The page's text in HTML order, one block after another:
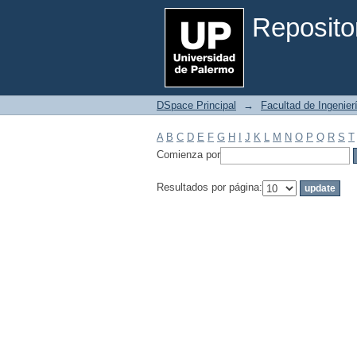
Filtrar por: Materia
DSpace Principal → Facultad de
A B C D E F G H J K L M N O P Q R S T
Comienza por
Resultados por página: